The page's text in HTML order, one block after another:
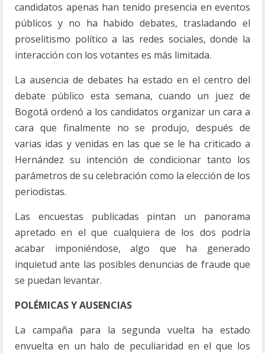
candidatos apenas han tenido presencia en eventos
públicos y no ha habido debates, trasladando el
proselitismo político a las redes sociales, donde la
interacción con los votantes es más limitada.
La ausencia de debates ha estado en el centro del
debate público esta semana, cuando un juez de
Bogotá ordenó a los candidatos organizar un cara a
cara que finalmente no se produjo, después de
varias idas y venidas en las que se le ha criticado a
Hernández su intención de condicionar tanto los
parámetros de su celebración como la elección de los
periodistas.
Las encuestas publicadas pintan un panorama
apretado en el que cualquiera de los dos podría
acabar imponiéndose, algo que ha generado
inquietud ante las posibles denuncias de fraude que
se puedan levantar.
POLÉMICAS Y AUSENCIAS
La campaña para la segunda vuelta ha estado
envuelta en un halo de peculiaridad en el que los